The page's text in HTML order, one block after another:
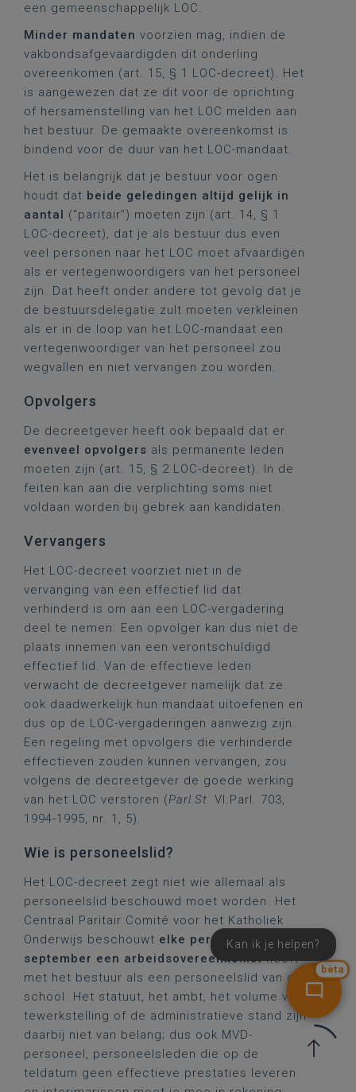
een gemeenschappelijk LOC.
Minder mandaten voorzien mag, indien de
vakbondsafgevaardigden dit onderling
overeenkomen (art. 15, § 1 LOC-decreet). Het
is aangewezen dat ze dit voor de oprichting
of hersamenstelling van het LOC melden aan
het bestuur. De gemaakte overeenkomst is
bindend voor de duur van het LOC-mandaat.
Het is belangrijk dat je bestuur voor ogen
houdt dat beide geledingen altijd gelijk in
aantal (“paritair”) moeten zijn (art. 14, § 1
LOC-decreet), dat je als bestuur dus even
veel personen naar het LOC moet afvaardigen
als er vertegenwoordigers van het personeel
zijn. Dat heeft onder andere tot gevolg dat je
de bestuursdelegatie zult moeten verkleinen
als er in de loop van het LOC-mandaat een
vertegenwoordiger van het personeel zou
wegvallen en niet vervangen zou worden.
Opvolgers
De decreetgever heeft ook bepaald dat er
evenveel opvolgers als permanente leden
moeten zijn (art. 15, § 2 LOC-decreet). In de
feiten kan aan die verplichting soms niet
voldaan worden bij gebrek aan kandidaten.
Vervangers
Het LOC-decreet voorziet niet in de
vervanging van een effectief lid dat
verhinderd is om aan een LOC-vergadering
deel te nemen. Een opvolger kan dus niet de
plaats innemen van een verontschuldigd
effectief lid. Van de effectieve leden
verwacht de decreetgever namelijk dat ze
ook daadwerkelijk hun mandaat uitoefenen en
dus op de LOC-vergaderingen aanwezig zijn.
Een regeling met opvolgers die verhinderde
effectieven zouden kunnen vervangen, zou
volgens de decreetgever de goede werking
van het LOC verstoren (Parl.St. Vl.Parl. 703,
1994-1995, nr. 1, 5).
Wie is personeelslid?
Het LOC-decreet zegt niet wie allemaal als
personeelslid beschouwd moet worden. Het
Centraal Paritair Comité voor het Katholiek
Onderwijs beschouwt elke persoon die op 15
september een arbeidsovereenkomstheeft
met het bestuur als een personeelslid van de
school. Het statuut, het ambt, het volume van
tewerkstelling of de administratieve stand zijn
daarbij niet van belang; dus ook MVD-
personeel, personeelsleden die op de
teldatum geen effectieve prestaties leveren
bèta
Kan ik je helpen?